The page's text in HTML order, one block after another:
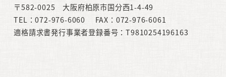
〒582-0025 大阪府柏原市国分西1-4-49
TEL：072-976-6060 FAX：072-976-6061
適格請求書発行事業者登録番号：T9810254196163